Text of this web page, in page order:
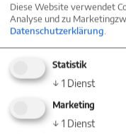
gültig bis
Baujahr
Diese Website verwendet
Analyse und zu
Datenschutzerklärung.
Statistik
↓ 1 Dienst
Marketing
↓ 1 Dienst